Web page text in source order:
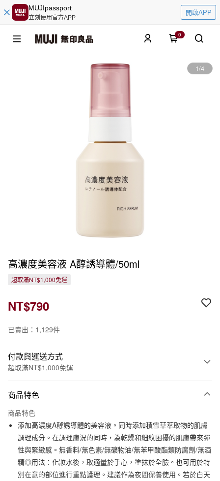
MUJIpassport
立刻使用官方APP
開啟APP
0
1/4
高濃度美容液 A醇誘導體/50ml
超取滿NT$1,000免運
NT$790
已賣出：1,129件
付款與運送方式
超取滿NT$1,000免運
信用卡一次付款
信用卡分期付款
3 期 0 利率 每期NT$263 21家銀行
合作金庫商業銀行
第一商業銀行
華南商業銀行
彰化商業銀行
上海商業儲蓄銀行
台北富邦商業銀行
超商取貨付款
LINE Pay
商品特色
商品特色
添加高濃度A醇誘導體的美容液。同時添加積雪草萃取物的肌膚
調理成分。在調理膚況的同時，為乾燥和細紋困擾的肌膚帶來彈
性與緊緻感。無香料/無色素/無礦物油/無苯甲酸酯類防腐劑/無酒
精◎用法：化妝水後，取適量於手心，塗抹於全臉。也可用於特
別在意的部位進行重點護理。建議作為夜間保養使用。若於白天